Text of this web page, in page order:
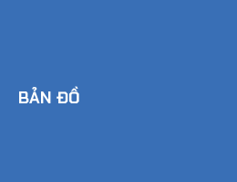
BẢN ĐỒ